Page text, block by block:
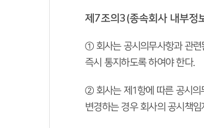
제7조의3(종속회사 내부정
① 회사는 공시의무사항과 관련
즉시 통지하도록 하여야 한다.
② 회사는 제1항에 따른 공시의
변경하는 경우 회사의 공시책